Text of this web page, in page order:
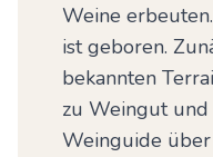
Weine
ist geboren.
bekannten
zu Weingut und
Weinguide